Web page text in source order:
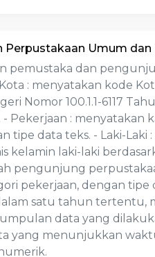
Perpustakaan Umum
pemustaka dan
: menyatakan kode
Nomor 100.1.1-6117
Pekerjaan :
tipe data teks. - Laki-
kelamin laki-laki
pengunjung
pekerjaan, dengan
satu tahun tertentu,
data yang
yang menunjukkan